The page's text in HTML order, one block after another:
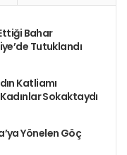
15, 2018
Bahar
Tutuklandı
Katliamı
Sokaktaydı
Yönelen Göç